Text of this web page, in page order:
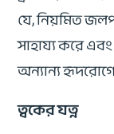
যে, নিয়মিত
সাহায্য করে
অন্যান্য
ত্বকের যত্ন